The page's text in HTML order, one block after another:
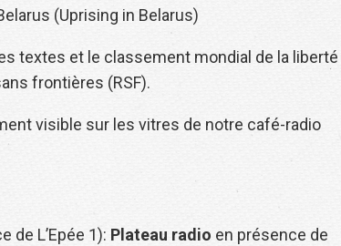
(Uprising in Belarus)
textes et le classement mondial de la liberté
frontières (RSF).
visible sur les vitres de notre café-radio
de L’Epée 1): Plateau radio en présence de